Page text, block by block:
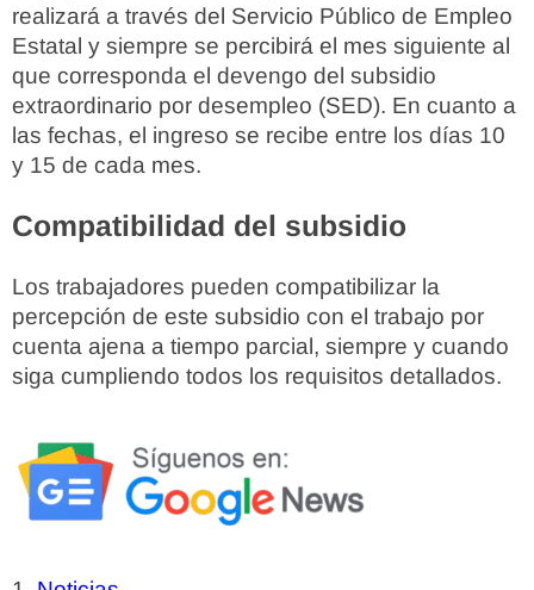
realizará a través del Servicio Público de Empleo
Estatal y siempre se percibirá el mes siguiente al
que corresponda el devengo del subsidio
extraordinario por desempleo (SED). En cuanto a
las fechas, el ingreso se recibe entre los días 10
y 15 de cada mes.
Compatibilidad del subsidio
Los trabajadores pueden compatibilizar la
percepción de este subsidio con el trabajo por
cuenta ajena a tiempo parcial, siempre y cuando
siga cumpliendo todos los requisitos detallados.